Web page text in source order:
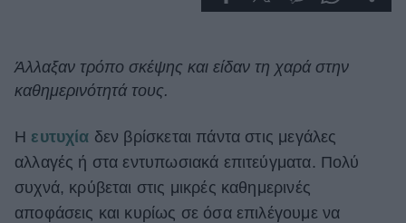
Green
ΒΟΞ
Άλλαξαν τρόπο σκέψης και είδαν τη χαρά στην
καθημερινότητά τους.
Η ευτυχία δεν βρίσκεται πάντα στις μεγάλες
αλλαγές ή στα εντυπωσιακά επιτεύγματα. Πολύ
συχνά, κρύβεται στις μικρές καθημερινές
αποφάσεις και κυρίως σε όσα επιλέγουμε να